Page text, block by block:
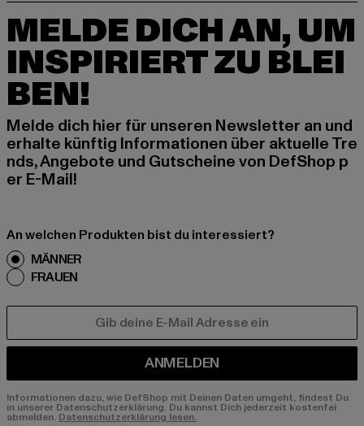
MELDE DICH AN, UM
INSPIRIERT ZU BLEI
BEN!
Melde dich hier für unseren Newsletter an und
erhalte künftig Informationen über aktuelle Tre
nds, Angebote und Gutscheine von DefShop p
er E-Mail!
An welchen Produkten bist du interessiert?
MÄNNER
FRAUEN
ANMELDEN
Informationen dazu, wie DefShop mit Deinen Daten umgeht, findest Du
in unserer Datenschutzerklärung. Du kannst Dich jederzeit kostenfei
abmelden. Datenschutzerklärung lesen.